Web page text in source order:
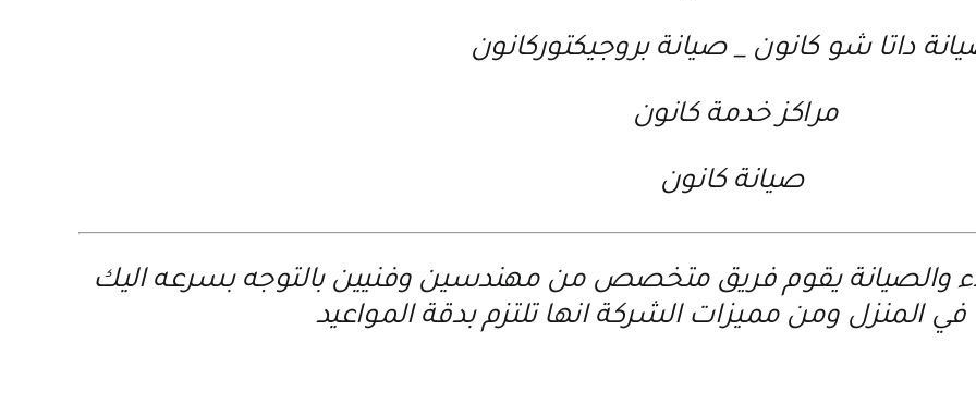
داتا شو كانون _صيانة بروجيكتوركانون
مراكز خدمة كانون
صيانة كانون
والصيانة يقوم فريق متخصص من مهندسين وفنيين بالتوجه بسرعه اليك
المنزل ومن مميزات الشركة انها تلتزم بدقة المواعيد